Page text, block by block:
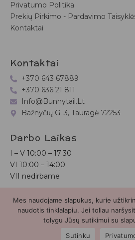
Privatumo Politika
Prekių Pirkimo - Pardavimo
Kontaktai
Kontaktai
+370 643 67889
+370 636 21 811
Info@bunnytail.lt
Bažnyčių G. 3, Tauragė 72253
Darbo Laikas
I – V 10:00 – 17:30
VI 10:00 – 14:00
VII nedirbame
Bunnytail.lt| Copyright 2026 |
Mes naudojame slapukus, kurie
naudotis tinklalapiu. Jei toliau
tolygu Jūsų sutikimui su
Sutinku